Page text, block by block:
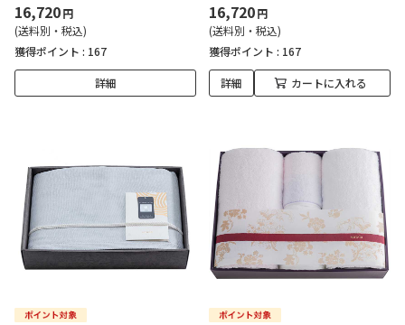
16,720円
(送料別・税込)
獲得ポイント : 167
詳細
16,720円
(送料別・税込)
獲得ポイント : 167
詳細 カートに入れる